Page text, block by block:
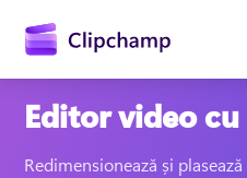
principal
Editor video
Redimensionează și